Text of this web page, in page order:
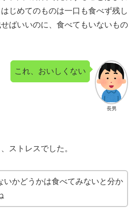
じめてのものは一口も食べず残し
ばいいのに、食べてもいないもの
長男
これ、おいしくない
ストレスでした。
いかどうかは食べてみないと分か